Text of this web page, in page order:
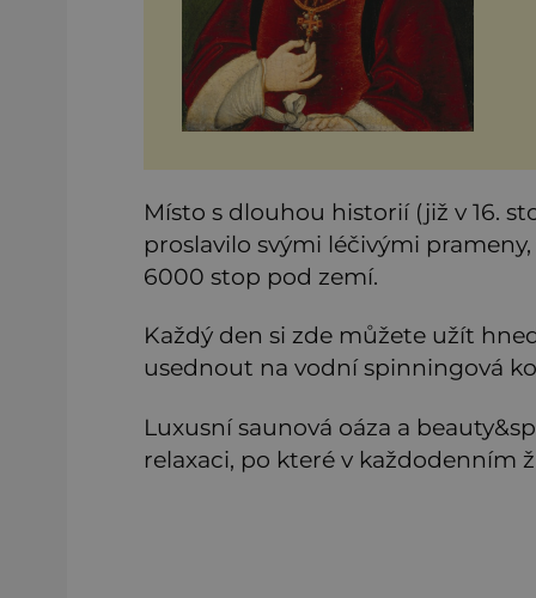
Místo s dlouhou historií (již v 16.
proslavilo svými léčivými
6000 stop pod zemí.
Každý den si zde můžete užít
usednout na vodní spinningová
Luxusní saunová oáza a
relaxaci, po které v každodenním